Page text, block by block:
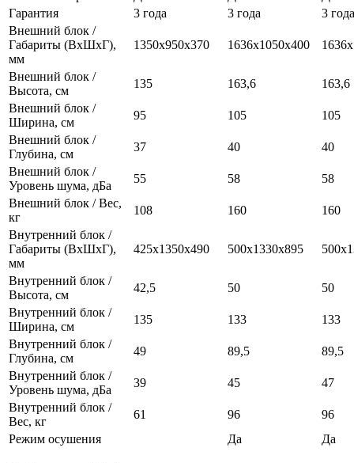
Гарантия
3 года 3 года
3 года
Внешний блок /
Габариты (ВхШхГ),
мм
1350х950x370 1636х1050х400
Внешний блок /
Высота, см
135 163,6
163,6
Внешний блок /
Ширина, см
95 105
105
Внешний блок /
Глубина, см
37 40
40
Внешний блок /
Уровень шума, дБа
55 58
58
Внешний блок / Вес,
кг
108 160
160
Внутренний блок /
Габариты (ВхШхГ),
мм
425х1350х490 500х1330х895
Внутренний блок /
Высота, см
42,5 50
50
Внутренний блок /
Ширина, см
135 133
133
Внутренний блок /
Глубина, см
49 89,5
89,5
Внутренний блок /
Уровень шума, дБа
39 45
47
Внутренний блок /
Вес, кг
61 96
96
Режим осушения
Да Да